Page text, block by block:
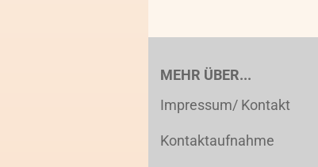
MEHR ÜBER...
Impressum/ Kontakt
Kontaktaufnahme